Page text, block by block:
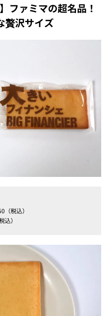
ファミマの超名品！
贅沢サイズ
税込）
）